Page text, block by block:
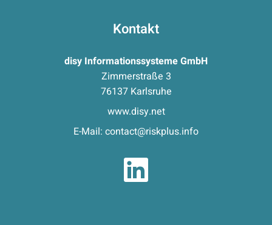
Kontakt
disy Informationssysteme GmbH
Zimmerstraße 3
76137 Karlsruhe
www.disy.net
E-Mail: contact@riskplus.info